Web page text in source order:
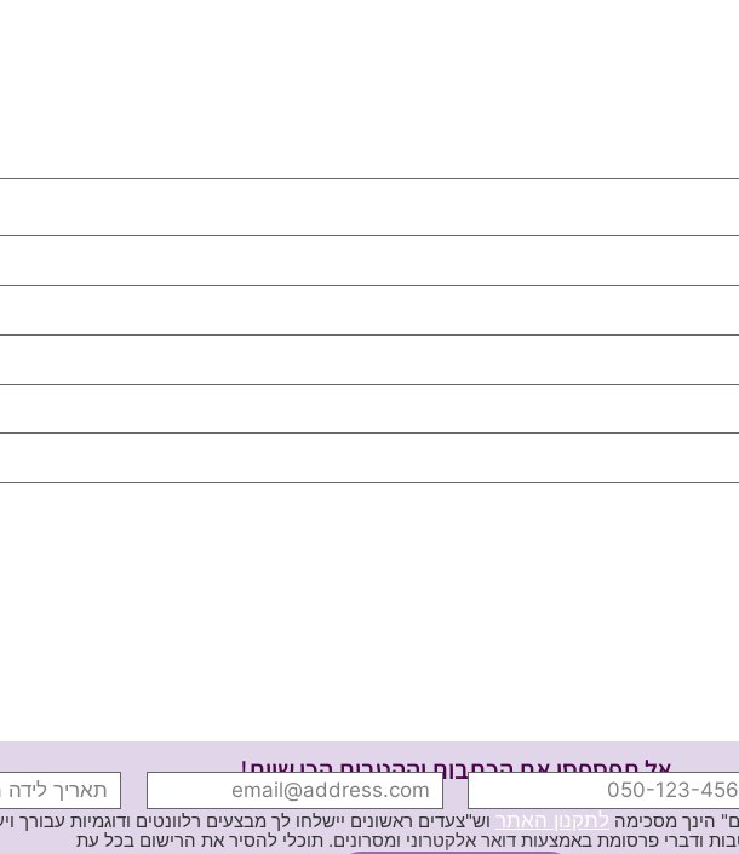
אל תפספסי את הכתבות וההטבות הכי שוות!
הינך מסכימה לתקנון האתר וש"צעדים ראשונים יישלחו לך מבצעים רלוונטים ודוגמיות עבורך
באמצעות דואר אלקטרוני ומסרונים. תוכלי להסיר את הרישום בכל עת